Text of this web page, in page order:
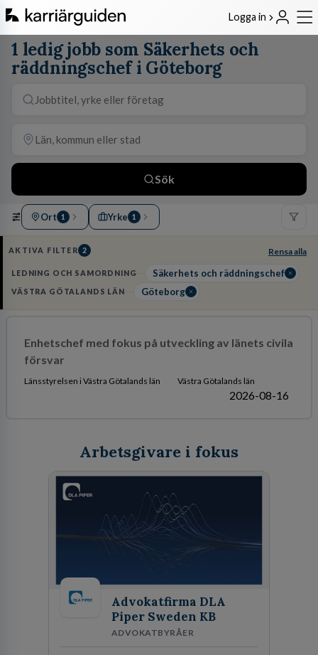
Logga in
1 ledig jobb som Säkerhets och
räddningschef i Göteborg
Sök
Ort 1 Yrke 1
AKTIVA FILTER 2 Rensa alla
LEDNING OCH SAMORDNING Säkerhets och räddningschef
VÄSTRA GÖTALANDS LÄN Göteborg
Enhetschef med fokus på utveckling av länets civila
försvar
Länsstyrelsen i Västra Götalands län Västra Götalands län
2026-08-16
Arbetsgivare i fokus
Advokatfirma DLA
Piper Sweden KB
ADVOKATBYRÅER